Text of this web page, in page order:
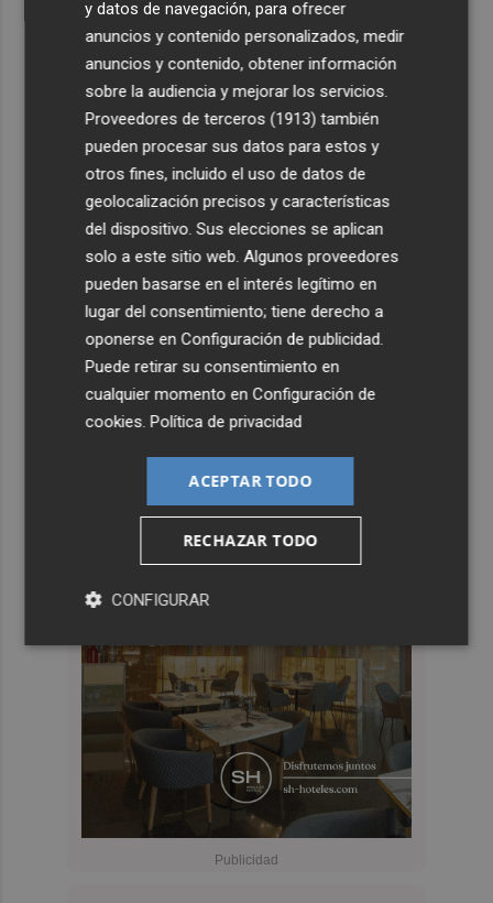
y datos de navegación, para ofrecer
anuncios y contenido personalizados, medir
anuncios y contenido, obtener información
sobre la audiencia y mejorar los servicios.
Proveedores de terceros (1913) también
pueden procesar sus datos para estos y
otros fines, incluido el uso de datos de
geolocalización precisos y características
del dispositivo. Sus elecciones se aplican
solo a este sitio web. Algunos proveedores
pueden basarse en el interés legítimo en
lugar del consentimiento; tiene derecho a
oponerse enConfiguración de publicidad
Puede retirar su consentimiento en
cualquier momento enConfiguración de
cookies .Política de privacidad
ACEPTAR TODO
RECHAZAR TODO
CONFIGURAR